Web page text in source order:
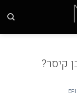
קיסר?
EFI